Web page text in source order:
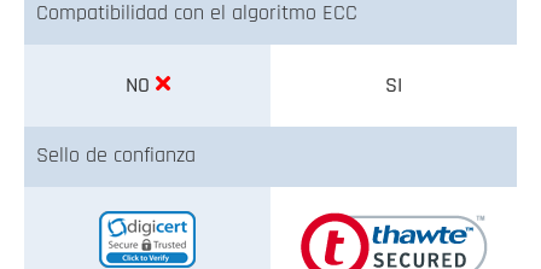
Compatibilidad con el algoritmo ECC
NO SI
Sello de confianza